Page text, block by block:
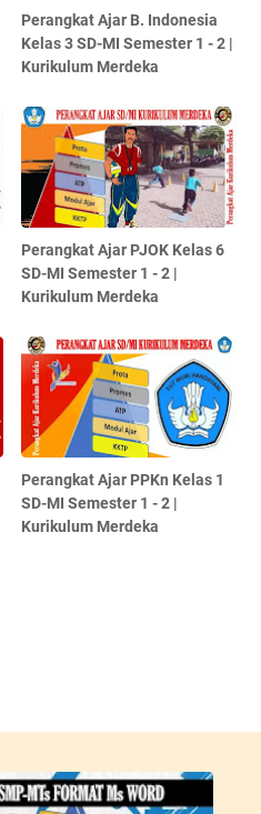
Perangkat Ajar B. Indonesia
Kelas 3 SD-MI Semester 1 - 2 |
Kurikulum Merdeka
Perangkat Ajar PJOK Kelas 6
SD-MI Semester 1 - 2 |
Kurikulum Merdeka
Perangkat Ajar PPKn Kelas 1
SD-MI Semester 1 - 2 |
Kurikulum Merdeka